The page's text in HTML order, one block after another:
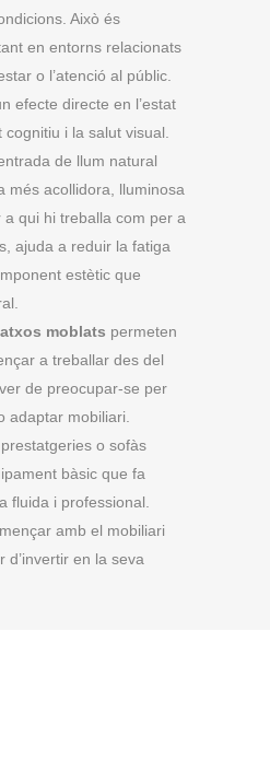
Això és
en entorns relacionats
o l’atenció al públic.
efecte directe en l’estat
i la salut visual.
de llum natural
més acollidora, lluminosa
qui hi treballa com per a
ajuda a reduir la fatiga
estètic que
moblats permeten
a treballar des del
de preocupar-se per
adaptar mobiliari.
o sofàs
bàsic que fa
fluida i professional.
amb el mobiliari
d’invertir en la seva